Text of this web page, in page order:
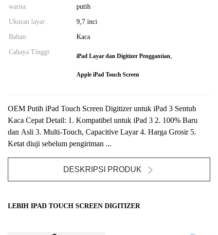
warna: putih
Ukuran layar: 9,7 inci
Bahan: Kaca
Cahaya Tinggi:
iPad Layar dan Digitizer Penggantian
Apple iPad Touch Screen
OEM Putih iPad Touch Screen Digitizer untuk iPad 3 Sentuh
Kaca Cepat Detail: 1. Kompatibel untuk iPad 3 2. 100% Baru
dan Asli 3. Multi-Touch, Capacitive Layar 4. Harga Grosir 5.
Ketat diuji sebelum pengiriman ...
DESKRIPSI PRODUK
LEBIH IPAD TOUCH SCREEN DIGITIZER